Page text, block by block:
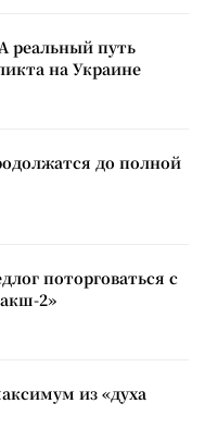
реальный путь
на Украине
до полной
поторговаться с
2»
из «духа